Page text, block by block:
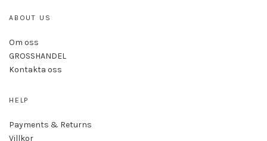
ABOUT US
Om oss
GROSSHANDEL
Kontakta oss
HELP
Payments & Returns
Villkor